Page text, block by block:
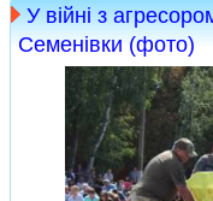
У війні з
Семенівки (фото)